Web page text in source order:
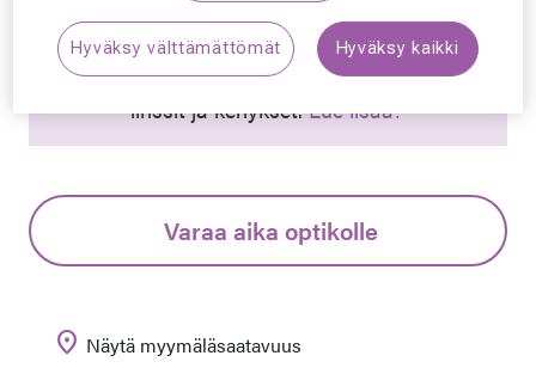
Synttäriale! Kaikki silmälasit –50 % sisältäen
linssit ja kehykset.Lue lisää!
Varaa aika optikolle
location_on Näytä myymäläsaatavuus
Hyväksy välttämättömät Hyväksy kaikki